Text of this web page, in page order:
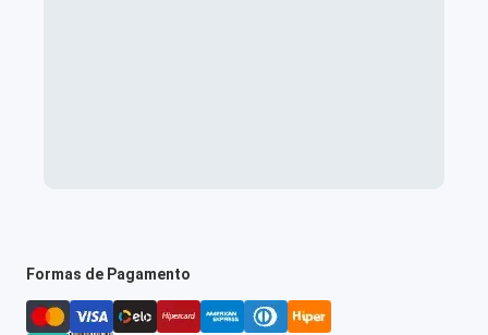
Formas de Pagamento